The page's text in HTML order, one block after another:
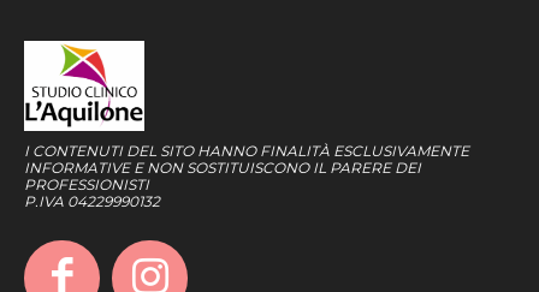
I CONTENUTI DEL SITO HANNO FINALITÀ ESCLUSIVAMENTE
INFORMATIVE E NON SOSTITUISCONO IL PARERE DEI
PROFESSIONISTI
P.IVA 04229990132